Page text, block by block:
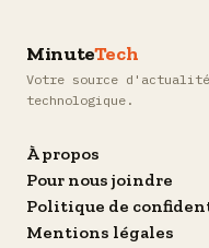
MinuteTech
Votre source d'actualité
technologique.
À propos
Pour nous joindre
Politique de
Mentions légales